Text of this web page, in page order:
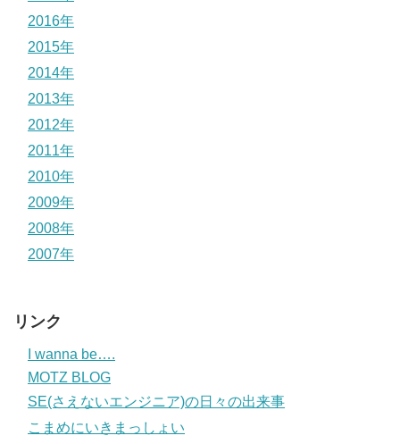
2016年
2015年
2014年
2013年
2012年
2011年
2010年
2009年
2008年
2007年
リンク
I wanna be….
MOTZ BLOG
SE(さえないエンジニア)の日々の出来事
こまめにいきまっしょい